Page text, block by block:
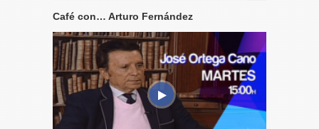
Café con… Arturo Fernández